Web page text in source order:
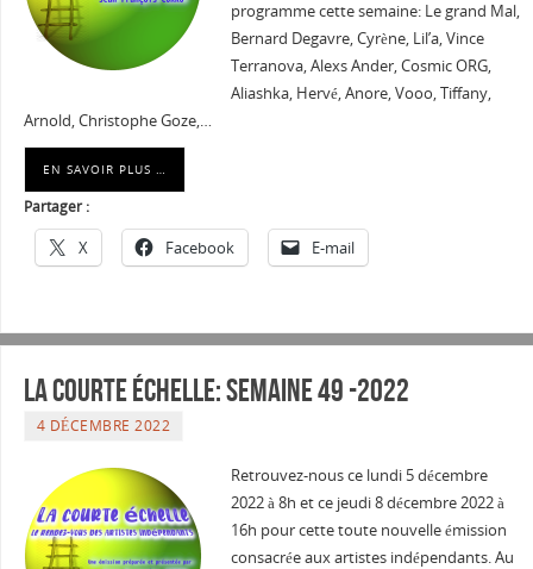
programme cette semaine: Le grand Mal,
Bernard Degavre, Cyrène, Lil’a, Vince
Terranova, Alexs Ander, Cosmic ORG,
Aliashka, Hervé, Anore, Vooo, Tiffany,
Arnold, Christophe Goze,…
EN SAVOIR PLUS …
Partager :
X Facebook E-mail
La courte échelle: semaine 49 -2022
4 DÉCEMBRE 2022
Retrouvez-nous ce lundi 5 décembre
2022 à 8h et ce jeudi 8 décembre 2022 à
16h pour cette toute nouvelle émission
consacrée aux artistes indépendants. Au